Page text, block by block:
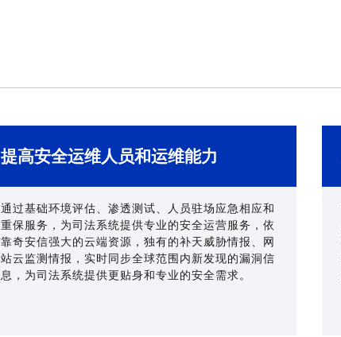
提高安全运维人员和运维能力
通过基础环境评估、渗透测试、人员驻场应急相应和
重保服务，为司法系统提供专业的安全运营服务，依
靠奇安信强大的云端资源，独有的补天威胁情报、网
站云监测情报，实时同步全球范围内新发现的漏洞信
息，为司法系统提供更贴身和专业的安全需求。